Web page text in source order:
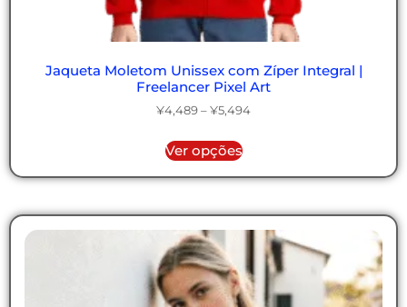
Jaqueta Moletom Unissex com Zíper Integral |
Freelancer Pixel Art
¥4,489 – ¥5,494
Ver opções